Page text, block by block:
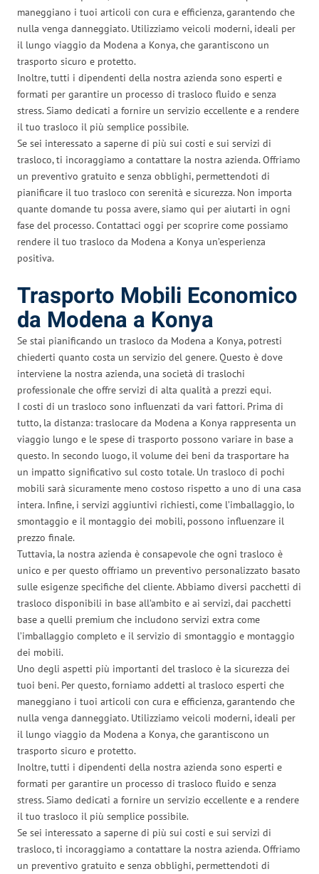
maneggiano i tuoi articoli con cura e efficienza, garantendo che
nulla venga danneggiato. Utilizziamo veicoli moderni, ideali per
il lungo viaggio da Modena a Konya, che garantiscono un
trasporto sicuro e protetto.
Inoltre, tutti i dipendenti della nostra azienda sono esperti e
formati per garantire un processo di trasloco fluido e senza
stress. Siamo dedicati a fornire un servizio eccellente e a rendere
il tuo trasloco il più semplice possibile.
Se sei interessato a saperne di più sui costi e sui servizi di
trasloco, ti incoraggiamo a contattare la nostra azienda. Offriamo
un preventivo gratuito e senza obblighi, permettendoti di
pianificare il tuo trasloco con serenità e sicurezza. Non importa
quante domande tu possa avere, siamo qui per aiutarti in ogni
fase del processo. Contattaci oggi per scoprire come possiamo
rendere il tuo trasloco da Modena a Konya un’esperienza
positiva.
Trasporto Mobili Economico
da Modena a Konya
Se stai pianificando un trasloco da Modena a Konya, potresti
chiederti quanto costa un servizio del genere. Questo è dove
interviene la nostra azienda, una società di traslochi
professionale che offre servizi di alta qualità a prezzi equi.
I costi di un trasloco sono influenzati da vari fattori. Prima di
tutto, la distanza: traslocare da Modena a Konya rappresenta un
viaggio lungo e le spese di trasporto possono variare in base a
questo. In secondo luogo, il volume dei beni da trasportare ha
un impatto significativo sul costo totale. Un trasloco di pochi
mobili sarà sicuramente meno costoso rispetto a uno di una casa
intera. Infine, i servizi aggiuntivi richiesti, come l’imballaggio, lo
smontaggio e il montaggio dei mobili, possono influenzare il
prezzo finale.
Tuttavia, la nostra azienda è consapevole che ogni trasloco è
unico e per questo offriamo un preventivo personalizzato basato
sulle esigenze specifiche del cliente. Abbiamo diversi pacchetti di
trasloco disponibili in base all’ambito e ai servizi, dai pacchetti
base a quelli premium che includono servizi extra come
l’imballaggio completo e il servizio di smontaggio e montaggio
dei mobili.
Uno degli aspetti più importanti del trasloco è la sicurezza dei
tuoi beni. Per questo, forniamo addetti al trasloco esperti che
maneggiano i tuoi articoli con cura e efficienza, garantendo che
nulla venga danneggiato. Utilizziamo veicoli moderni, ideali per
il lungo viaggio da Modena a Konya, che garantiscono un
trasporto sicuro e protetto.
Inoltre, tutti i dipendenti della nostra azienda sono esperti e
formati per garantire un processo di trasloco fluido e senza
stress. Siamo dedicati a fornire un servizio eccellente e a rendere
il tuo trasloco il più semplice possibile.
Se sei interessato a saperne di più sui costi e sui servizi di
trasloco, ti incoraggiamo a contattare la nostra azienda. Offriamo
un preventivo gratuito e senza obblighi, permettendoti di